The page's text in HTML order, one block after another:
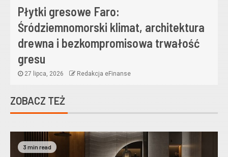
Płytki gresowe Faro:
Śródziemnomorski klimat, architektura
drewna i bezkompromisowa trwałość
gresu
27 lipca, 2026 Redakcja eFinanse
ZOBACZ TEŻ
3 min read